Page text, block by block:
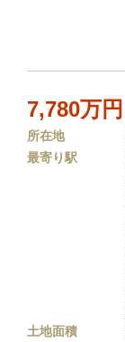
7,780万円
所在地
最寄り駅
土地面積